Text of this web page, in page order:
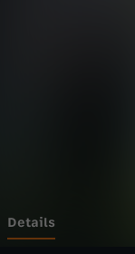
-
Details